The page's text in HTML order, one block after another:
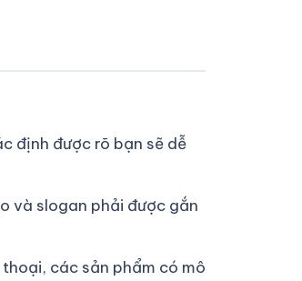
định được rõ bạn sẽ dễ
và slogan phải được gắn
các sản phẩm có mô